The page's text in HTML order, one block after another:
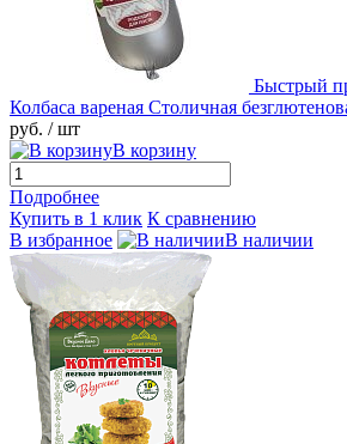
Быстрый
Колбаса вареная Столичная
руб. / шт
В корзину
Подробнее
Купить в 1 клик К сравнению
В избранное
В наличии